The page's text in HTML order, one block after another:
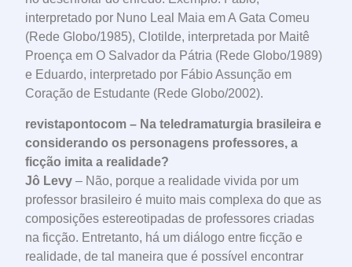
interpretado por Nuno Leal Maia em A Gata Comeu
(Rede Globo/1985), Clotilde, interpretada por Maitê
Proença em O Salvador da Pátria (Rede Globo/1989)
e Eduardo, interpretado por Fábio Assunção em
Coração de Estudante (Rede Globo/2002).
revistapontocom – Na teledramaturgia brasileira e
considerando os personagens professores, a
ficção imita a realidade?
Jô Levy – Não, porque a realidade vivida por um
professor brasileiro é muito mais complexa do que as
composições estereotipadas de professores criadas
na ficção. Entretanto, há um diálogo entre ficção e
realidade, de tal maneira que é possível encontrar